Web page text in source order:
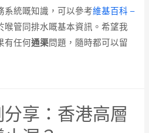
系統嘅知識，可以參考維基百科 –
喉管同排水嘅基本資訊。希望我
有任何通渠問題，隨時都可以留
享：香港高層